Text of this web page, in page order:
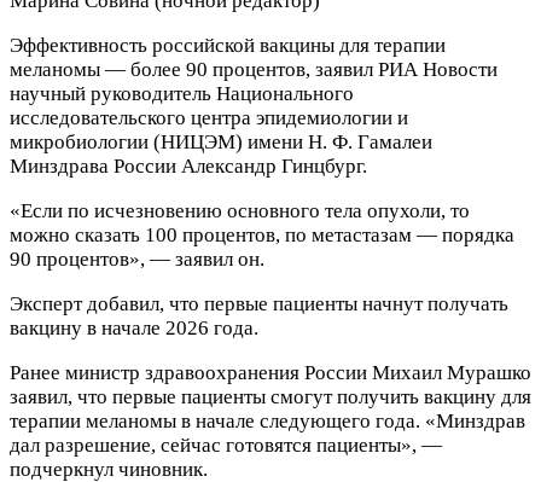
Эффективность российской вакцины для терапии
меланомы — более 90 процентов, заявил РИА Новости
научный руководитель Национального
исследовательского центра эпидемиологии и
микробиологии (НИЦЭМ) имени Н. Ф. Гамалеи
Минздрава России Александр Гинцбург.
«Если по исчезновению основного тела опухоли, то
можно сказать 100 процентов, по метастазам — порядка
90 процентов», — заявил он.
Эксперт добавил, что первые пациенты начнут получать
вакцину в начале 2026 года.
Ранее министр здравоохранения России Михаил Мурашко
заявил, что первые пациенты смогут получить вакцину для
терапии меланомы в начале следующего года. «Минздрав
дал разрешение, сейчас готовятся пациенты», —
подчеркнул чиновник.